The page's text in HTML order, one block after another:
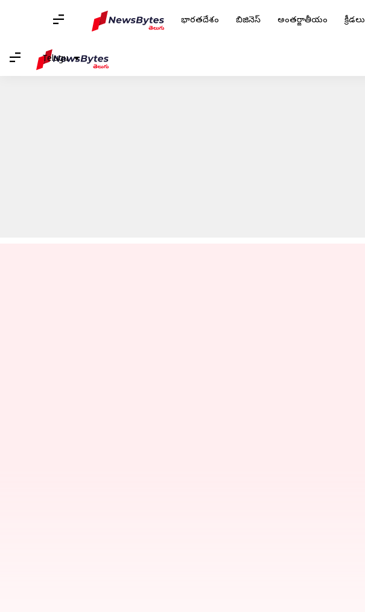
భారతదేశం బిజినెస్ అంతర్జాతీయం క్రీడలు
Telugu
వార్తలు బిజినెస్ వార్తలు / ఏప్రిల్ 1 నుండి 12% పెరగనున్న అవసరమైన మందుల ధరలు